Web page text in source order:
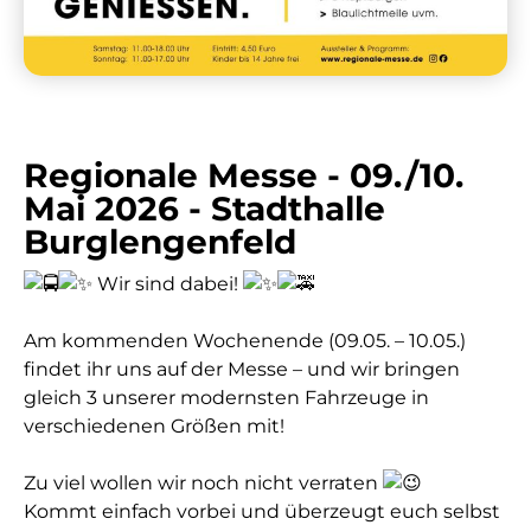
Regionale Messe - 09./10.
Mai 2026 - Stadthalle
Burglengenfeld
Wir sind dabei!
Am kommenden Wochenende (09.05. – 10.05.)
findet ihr uns auf der Messe – und wir bringen
gleich 3 unserer modernsten Fahrzeuge in
verschiedenen Größen mit!
Zu viel wollen wir noch nicht verraten
Kommt einfach vorbei und überzeugt euch selbst